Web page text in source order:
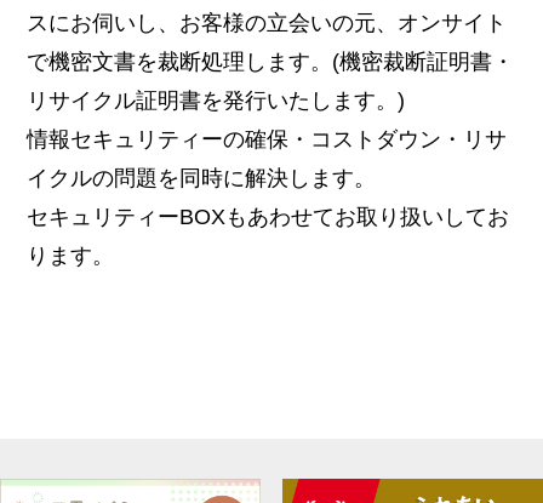
スにお伺いし、お客様の立会いの元、オンサイト
で機密文書を裁断処理します。(機密裁断証明書・
リサイクル証明書を発行いたします。)
情報セキュリティーの確保・コストダウン・リサ
イクルの問題を同時に解決します。
セキュリティーBOXもあわせてお取り扱いしてお
ります。